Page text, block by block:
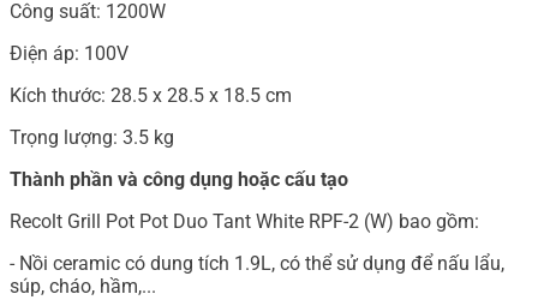
Công suất: 1200W
Điện áp: 100V
Kích thước: 28.5 x 28.5 x 18.5 cm
Trọng lượng: 3.5 kg
Thành phần và công dụng hoặc cấu tạo
Recolt Grill Pot Pot Duo Tant White RPF-2 (W) bao gồm:
- Nồi ceramic có dung tích 1.9L, có thể sử dụng để nấu lẩu,
súp, cháo, hầm,...